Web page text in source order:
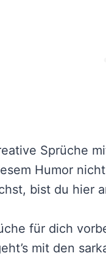
Sprüche
Humor
bist du hier
für dich
mit den